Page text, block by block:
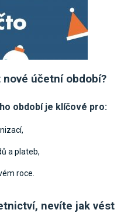
účetní období?
období je klíčové pro:
a plateb,
roce.
nevíte jak vést